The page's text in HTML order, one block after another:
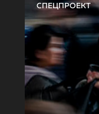
СПЕЦПРОЕКТ